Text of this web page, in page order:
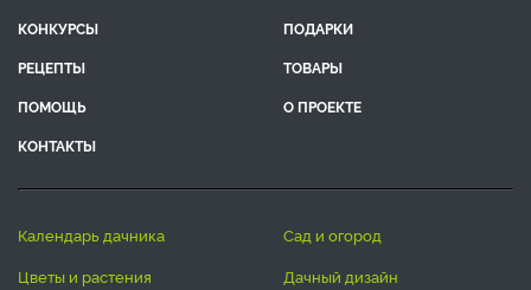
КОНКУРСЫ
ПОДАРКИ
РЕЦЕПТЫ
ТОВАРЫ
ПОМОЩЬ
О ПРОЕКТЕ
КОНТАКТЫ
календарь дачника
сад и огород
цветы и растения
дачный дизайн